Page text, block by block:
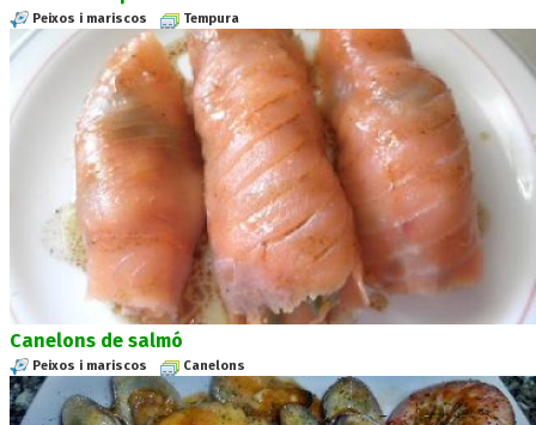
Peixos i mariscos Tempura
Canelons de salmó
Peixos i mariscos Canelons